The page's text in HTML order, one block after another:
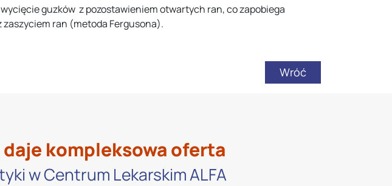
guzków z pozostawieniem otwartych ran, co zapobiega
ran (metoda Fergusona).
Wróć
kompleksowa oferta
w Centrum Lekarskim ALFA